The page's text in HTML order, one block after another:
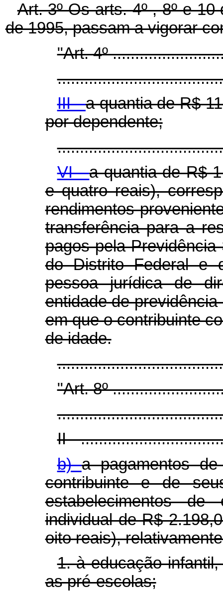
Art. 3º Os arts. 4º , 8º e
de 1995, passam a vigorar
"Art. 4º
III -a quantia de R$
por dependente;
VI -a quantia de R$
e quatro reais),
rendimentos
transferência para a
pagos pela
do Distrito Federal e
pessoa jurídica de
entidade de
em que o contribuinte
de idade.
"Art. 8º
II -
b)a pagamentos
contribuinte e de
estabelecimentos
individual de R$
oito reais),
1. à educação
as pré-escolas;